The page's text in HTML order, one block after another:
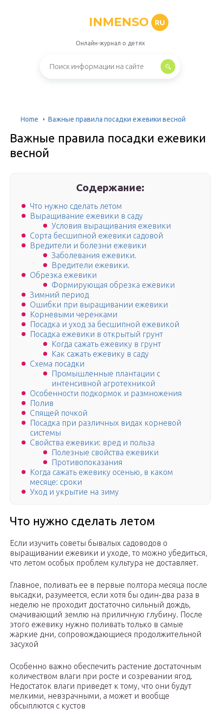
INMENSO RU
Онлайн-журнал о детях
Home Важные правила посадки ежевики весной
Важные правила посадки ежевики
весной
Содержание:
Что нужно сделать летом
Выращивание ежевики в саду
Условия выращивания ежевики
Сорта бесшипной ежевики садовой
Вредители и болезни ежевики
Заболевания ежевики.
Вредители ежевики.
Обрезка ежевики
Формирующая обрезка ежевики
Зимний период
Ошибки при выращивании ежевики
Корневыми черенками
Посадка и уход за бесшипной ежевикой
Посадка ежевики в открытый грунт
Когда сажать ежевику в грунт
Как сажать ежевику в саду
Схема посадки
Промышленные плантации с
интенсивной агротехникой
Особенности подкормок и размножения
Полив
Спящей почкой
Посадка при различных видах корневой
системы
Свойства ежевики: вред и польза
Полезные свойства ежевики
Противопоказания
Когда сажать ежевику осенью, в каком
месяце: сроки
Уход и укрытие на зиму
Что нужно сделать летом
Если изучить советы бывалых садоводов о
выращивании ежевики и уходе, то можно убедиться,
что летом особых проблем культура не доставляет.
Главное, поливать ее в первые полтора месяца после
высадки, разумеется, если хотя бы один-два раза в
неделю не проходит достаточно сильный дождь,
смачивающий землю на приличную глубину. После
этого ежевику нужно поливать только в самые
жаркие дни, сопровождающиеся продолжительной
засухой
Особенно важно обеспечить растение достаточным
количеством влаги при росте и созревании ягод.
Недостаток влаги приведет к тому, что они будут
мелкими, невзрачными, а может и вообще
обсыплются с кустов